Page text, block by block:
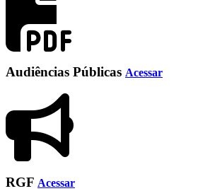
Audiências Públicas Acessar
RGF Acessar